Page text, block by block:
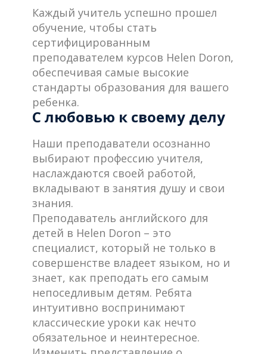
Каждый учитель успешно прошел
обучение, чтобы стать
сертифицированным
преподавателем курсов Helen Doron,
обеспечивая самые высокие
стандарты образования для вашего
ребенка.
С любовью к своему делу
Наши преподаватели осознанно
выбирают профессию учителя,
наслаждаются своей работой,
вкладывают в занятия душу и свои
знания.
Преподаватель английского для
детей в Helen Doron – это
специалист, который не только в
совершенстве владеет языком, но и
знает, как преподать его самым
непоседливым детям. Ребята
интуитивно воспринимают
классические уроки как нечто
обязательное и неинтересное.